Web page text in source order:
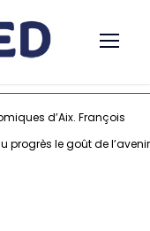
d’Aix. François
progrès le goût de l’avenir